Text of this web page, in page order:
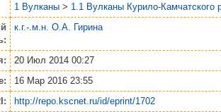
1 Вулканы > 1.1 Вулканы Курило-Камчатского
к.г.-.м.н. О.А. Гирина
20 Июл 2014 00:27
16 Мар 2016 23:55
http://repo.kscnet.ru/id/eprint/1702